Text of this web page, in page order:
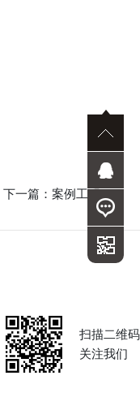
下一篇：案例工程
扫描二维码
关注我们